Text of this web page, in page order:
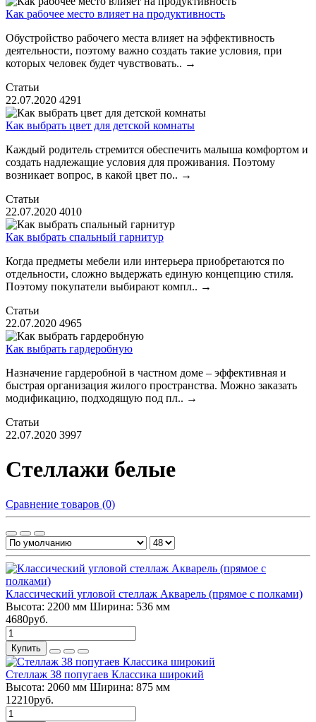
Как рабочее место влияет на продуктивность
Обустройство рабочего места влияет на эффективность
деятельности, поэтому важно создать такие условия, при
которых человек будет чувствовать.. →
Статьи
22.07.2020 4291
Как выбрать цвет для детской комнаты
Каждый родитель стремится обеспечить малыша комфортом и
создать надлежащие условия для проживания. Поэтому
возникает вопрос, в какой цвет по.. →
Статьи
22.07.2020 4010
Как выбрать спальный гарнитур
Когда предметы мебели или интерьера приобретаются по
отдельности, сложно выдержать единую концепцию стиля.
Поэтому покупатели выбирают компл.. →
Статьи
22.07.2020 4965
Как выбрать гардеробную
Назначение гардеробной в частном доме – эффективная и
быстрая организация жилого пространства. Можно заказать
модификацию, подходящую под пл.. →
Статьи
22.07.2020 3997
Стеллажи белые
Сравнение товаров (0)
Классический угловой стеллаж Акварель (прямое с полками)
Высота: 2200 мм Ширина: 536 мм
4680руб.
Купить
Стеллаж 38 попугаев Классика широкий
Высота: 2060 мм Ширина: 875 мм
12210руб.